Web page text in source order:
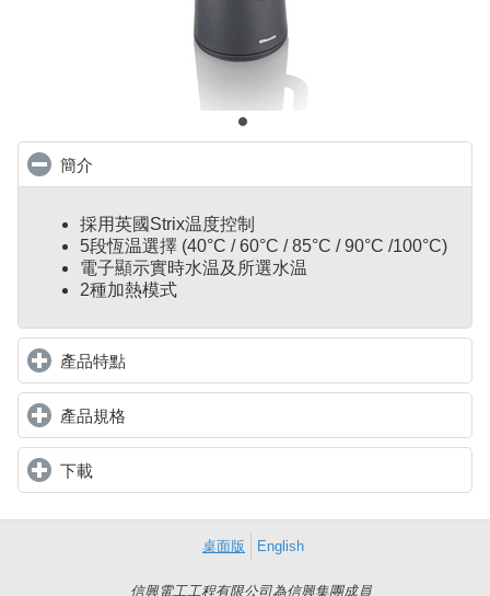
簡介
採用英國Strix温度控制
5段恆温選擇 (40°C / 60°C / 85°C / 90°C /100°C)
電子顯示實時水温及所選水温
2種加熱模式
產品特點click to expand contents
產品規格
下載click to expand contents
桌面版 English
信興電工工程有限公司為信興集團成員